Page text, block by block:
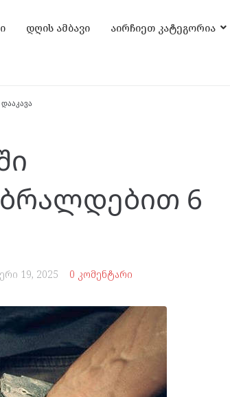
დღის ამბავი აირჩიეთ კატეგორია
6
19, 2025 0 კომენტარი